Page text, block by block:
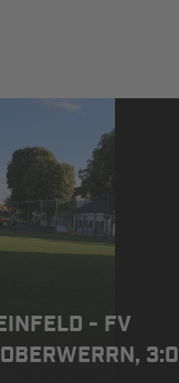
- FV
3:0